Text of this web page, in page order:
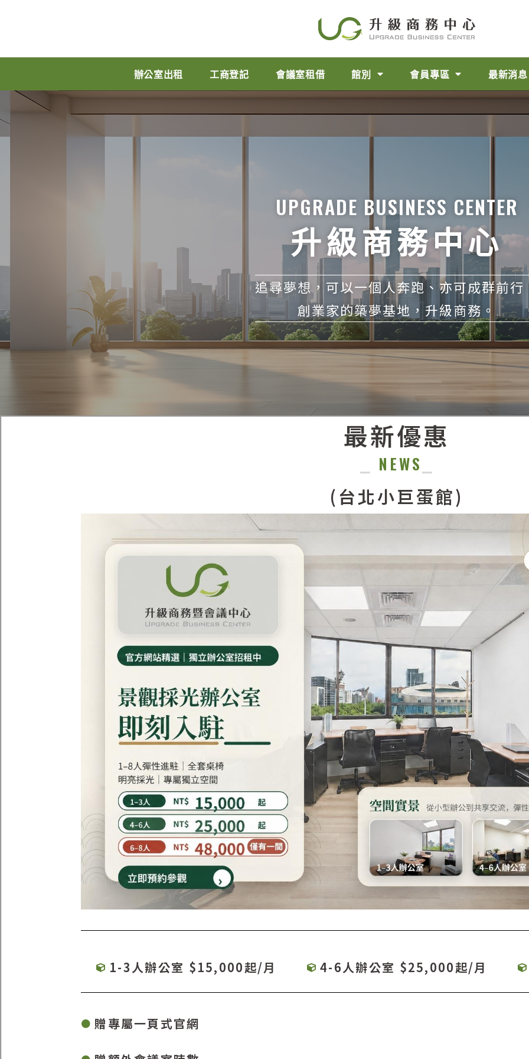
辦公室出租 工商登記 會議室租借 館別 會員專區 最新消息
UPGRADE BUSINESS CENTER
升級商務中心
追尋夢想，可以一個人奔跑、亦可成群前行
創業家的築夢基地，升級商務。
最新優惠
NEWS
(台北小巨蛋館)
1-3人辦公室 $15,000起/月 4-6人辦公室 $25,000起/月
贈專屬一頁式官網